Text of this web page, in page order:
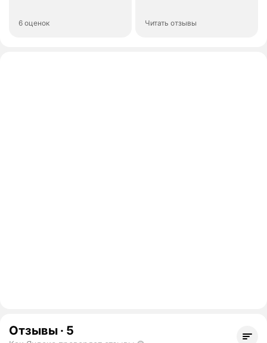
6 оценок Читать отзывы
Отзывы · 5